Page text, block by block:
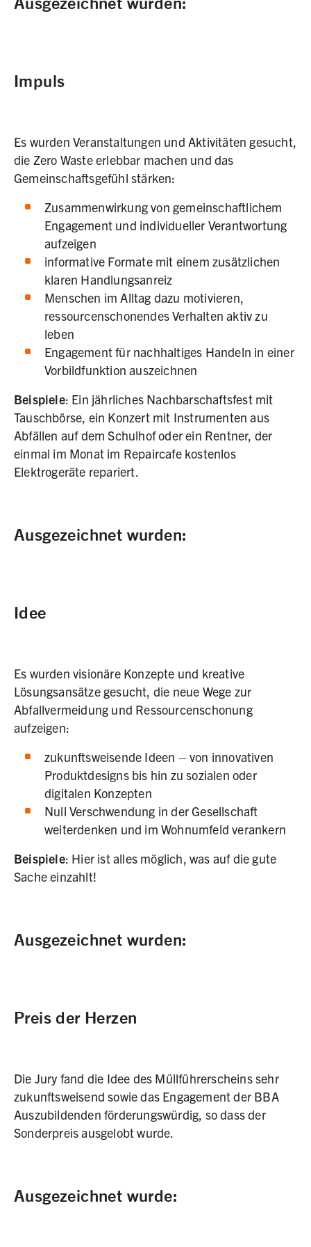
Impuls
Es wurden Veranstaltungen und Aktivitäten gesucht,
die Zero Waste erlebbar machen und das
Gemeinschaftsgefühl stärken:
Zusammenwirkung von gemeinschaftlichem
Engagement und individueller Verantwortung
aufzeigen
informative Formate mit einem zusätzlichen
klaren Handlungsanreiz
Menschen im Alltag dazu motivieren,
ressourcenschonendes Verhalten aktiv zu
leben
Engagement für nachhaltiges Handeln in einer
Vorbildfunktion auszeichnen
Beispiele: Ein jährliches Nachbarschaftsfest mit
Tauschbörse, ein Konzert mit Instrumenten aus
Abfällen auf dem Schulhof oder ein Rentner, der
einmal im Monat im Repaircafe kostenlos
Elektrogeräte repariert.
Ausgezeichnet wurden:
Idee
Es wurden visionäre Konzepte und kreative
Lösungsansätze gesucht, die neue Wege zur
Abfallvermeidung und Ressourcenschonung
aufzeigen:
zukunftsweisende Ideen – von innovativen
Produktdesigns bis hin zu sozialen oder
digitalen Konzepten
Null Verschwendung in der Gesellschaft
weiterdenken und im Wohnumfeld verankern
Beispiele: Hier ist alles möglich, was auf die gute
Sache einzahlt!
Ausgezeichnet wurden:
Preis der Herzen
Die Jury fand die Idee des Müllführerscheins sehr
zukunftsweisend sowie das Engagement der BBA
Auszubildenden förderungswürdig, so dass der
Sonderpreis ausgelobt wurde.
Ausgezeichnet wurde: